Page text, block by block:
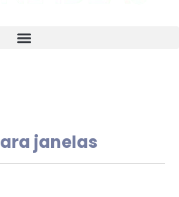
janelas